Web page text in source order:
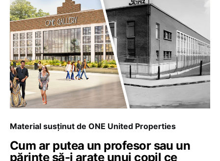
Material susținut de ONE United Properties
Cum ar putea un profesor sau un
părinte să-i arate unui copil ce